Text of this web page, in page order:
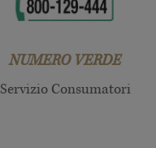
NUMERO VERDE
Servizio Consumatori